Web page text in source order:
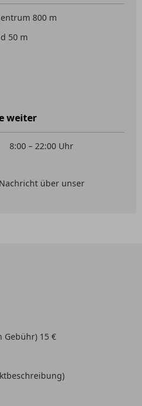
800 m
50 m
weiter
8:00 – 22:00 Uhr
über unser
Gebühr) 15 €